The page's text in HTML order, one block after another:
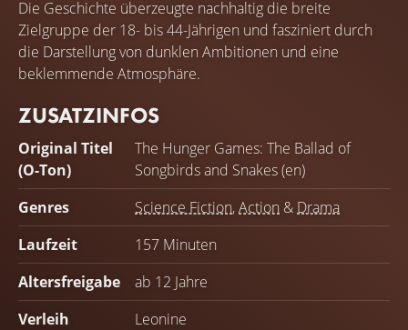
Die Geschichte überzeugte nachhaltig die breite
Zielgruppe der 18- bis 44-Jährigen und fasziniert durch
die Darstellung von dunklen Ambitionen und eine
beklemmende Atmosphäre.
ZUSATZINFOS
Original Titel
(O-Ton)
The Hunger Games: The Ballad of
Songbirds and Snakes (en)
Genres
Science Fiction,Action & Drama
Laufzeit
157 Minuten
Altersfreigabe
ab 12 Jahre
Verleih
Leonine